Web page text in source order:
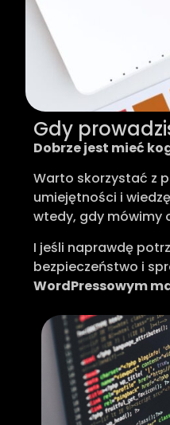
Gdy
Dobrze jest mieć
Warto skorzystać z
umiejętności i
wtedy, gdy mówimy
I jeśli naprawdę
bezpieczeństwo i
WordPressowym